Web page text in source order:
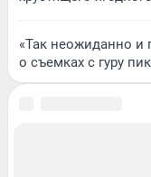
«Так неожиданно и
о съемках с гуру